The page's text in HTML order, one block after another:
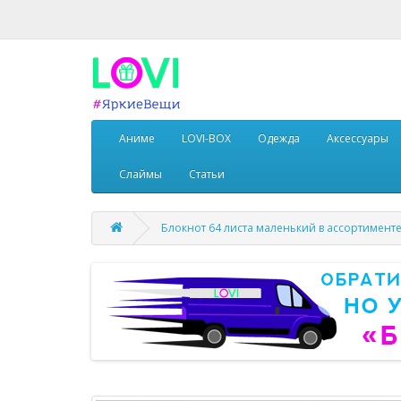
Аниме LOVI-BOX Одежда Аксессуары
Слаймы Статьи
Блокнот 64 листа маленький в ассортименте